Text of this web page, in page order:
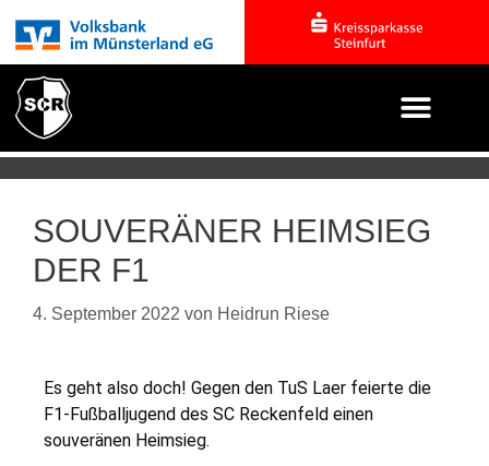
SOUVERÄNER HEIMSIEG
DER F1
4. September 2022 von Heidrun Riese
Es geht also doch! Gegen den TuS Laer feierte die
F1-Fußballjugend des SC Reckenfeld einen
souveränen Heimsieg.